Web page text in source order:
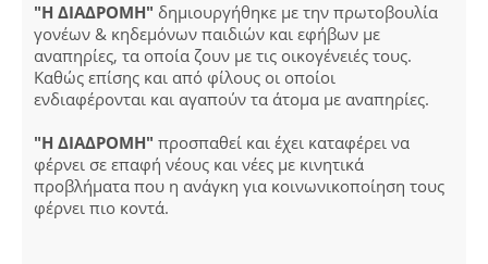
"Η ΔΙΑΔΡΟΜΗ" δημιουργήθηκε με την πρωτοβουλία
γονέων & κηδεμόνων παιδιών και εφήβων με
αναπηρίες, τα οποία ζουν με τις οικογένειές τους.
Καθώς επίσης και από φίλους οι οποίοι
ενδιαφέρονται και αγαπούν τα άτομα με αναπηρίες.
"Η ΔΙΑΔΡΟΜΗ" προσπαθεί και έχει καταφέρει να
φέρνει σε επαφή νέους και νέες με κινητικά
προβλήματα που η ανάγκη για κοινωνικοποίηση τους
φέρνει πιο κοντά.